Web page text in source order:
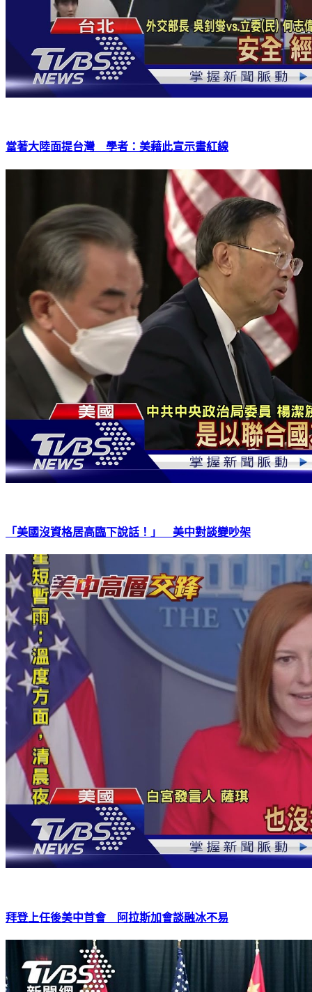
當著大陸面提台灣 學者：美藉此宣示畫紅線
「美國沒資格居高臨下說話！」 美中對談變吵架
拜登上任後美中首會 阿拉斯加會談融冰不易